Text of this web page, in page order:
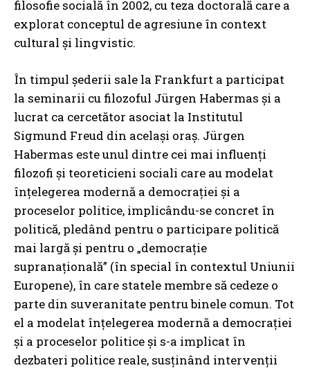
filosofie socială în 2002, cu teza doctorală care a
explorat conceptul de agresiune în context
cultural și lingvistic.
În timpul șederii sale la Frankfurt a participat
la seminarii cu filozoful Jürgen Habermas și a
lucrat ca cercetător asociat la Institutul
Sigmund Freud din același oraș. Jürgen
Habermas este unul dintre cei mai influenți
filozofi și teoreticieni sociali care au modelat
înțelegerea modernă a democrației și a
proceselor politice, implicându-se concret în
politică, pledând pentru o participare politică
mai largă și pentru o „democrație
supranațională” (în special în contextul Uniunii
Europene), în care statele membre să cedeze o
parte din suveranitate pentru binele comun. Tot
el a modelat înțelegerea modernă a democrației
și a proceselor politice și s-a implicat în
dezbateri politice reale, susținând intervenții